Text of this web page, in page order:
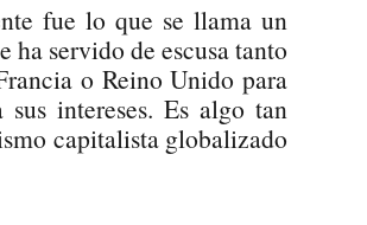
fue lo que se llama un
ha servido de escusa tanto
o Reino Unido para
intereses. Es algo tan
capitalista globalizado